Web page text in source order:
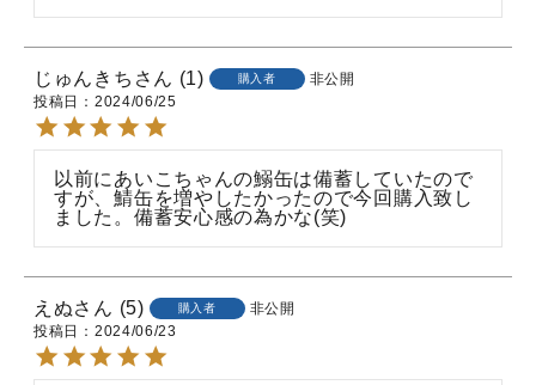
じゅんきち 1 購入者
非公開
投稿日
2024/06/25
以前にあいこちゃんの鰯缶は備蓄していたので
すが、鯖缶を増やしたかったので今回購入致し
ました。備蓄安心感の為かな(笑)
えぬ 5 購入者
非公開
投稿日
2024/06/23